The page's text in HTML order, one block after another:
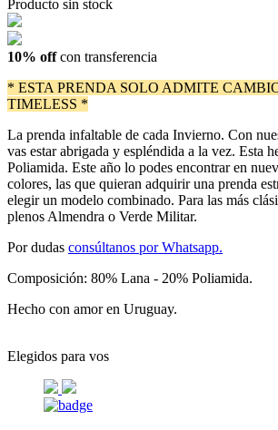
Producto sin stock
10% offcon transferencia
* ESTA PRENDA SOLO ADMITE
TIMELESS *
La prenda infaltable de cada Invierno. Con
vas estar abrigada y espléndida a la vez. Esta
Poliamida. Este año lo podes encontrar en
colores, las que quieran adquirir una prenda
elegir un modelo combinado. Para las más
plenos Almendra o Verde Militar.
Por dudas consúltanos por Whatsapp.
Composición: 80% Lana - 20% Poliamida.
Hecho con amor en Uruguay.
Elegidos para vos